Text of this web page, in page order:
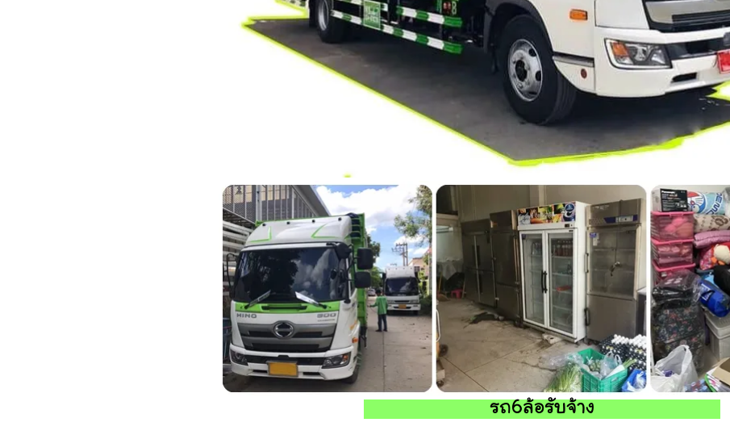
รถ6ล้อรับจ้าง